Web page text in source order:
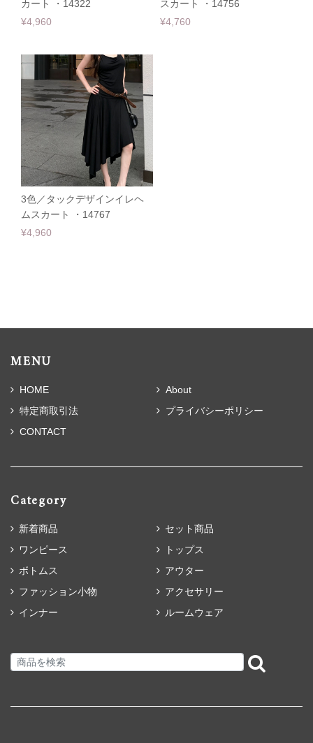
カート ・14322
¥4,960
スカート ・14756
¥4,760
3色／タックデザインイレヘ
ムスカート ・14767
¥4,960
MENU
HOME
About
特定商取引法
プライバシーポリシー
CONTACT
Category
新着商品
セット商品
ワンピース
トップス
ボトムス
アウター
ファッション小物
アクセサリー
インナー
ルームウェア